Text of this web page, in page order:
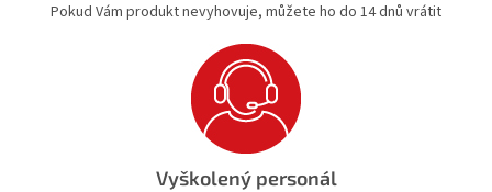
Pokud Vám produkt nevyhovuje, můžete ho do 14 dnů vrátit
Vyškolený personál